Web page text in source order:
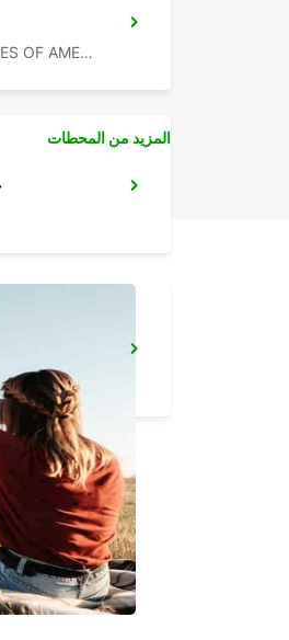
LAS VEGAS - UNITED STATES OF AMERICA
المزيد من المحطات